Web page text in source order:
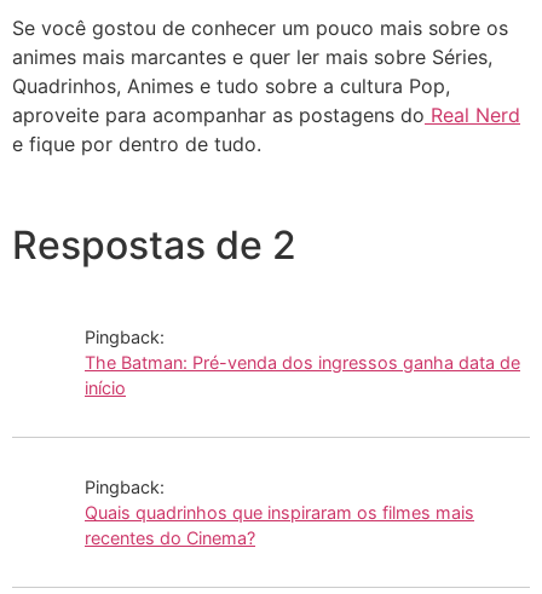
Se você gostou de conhecer um pouco mais sobre os
animes mais marcantes e quer ler mais sobre Séries,
Quadrinhos, Animes e tudo sobre a cultura Pop,
aproveite para acompanhar as postagens do Real Nerd
e fique por dentro de tudo.
Respostas de 2
Pingback:
The Batman: Pré-venda dos ingressos ganha data de
início
Pingback:
Quais quadrinhos que inspiraram os filmes mais
recentes do Cinema?